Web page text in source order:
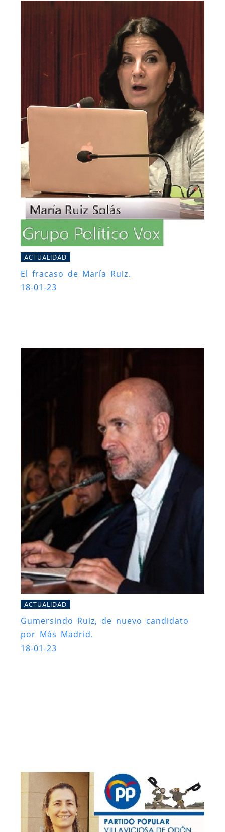
ACTUALIDAD
El fracaso de María Ruiz.
18-01-23
ACTUALIDAD
Gumersindo Ruiz, de nuevo candidato
por Más Madrid.
18-01-23